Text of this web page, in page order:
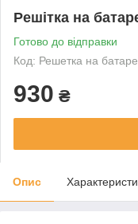
Решітка на
Готово до відправки
Код: Решетка на
930 ₴
Опис